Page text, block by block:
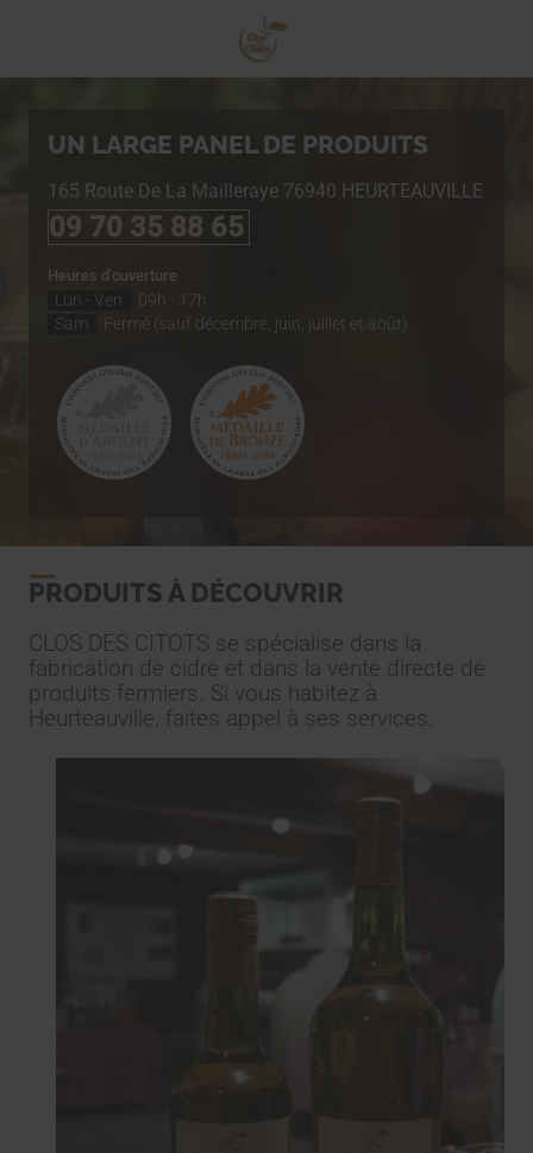
UN LARGE PANEL DE PRODUITS
165 Route De La Mailleraye 76940 HEURTEAUVILLE
09 70 35 88 65
Heures d'ouverture
Lun - Ven
09h - 17h
Sam
Fermé (sauf décembre, juin, juillet et août)
PRODUITS À DÉCOUVRIR
CLOS DES CITOTS se spécialise dans la
fabrication de cidre et dans la vente directe de
produits fermiers. Si vous habitez à
Heurteauville, faites appel à ses services.